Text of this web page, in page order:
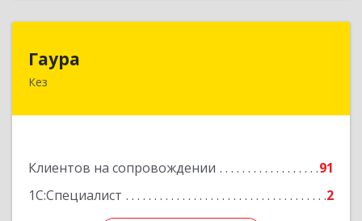
Гаура
Кез
Клиентов на сопровождении
91
1С:Специалист
2